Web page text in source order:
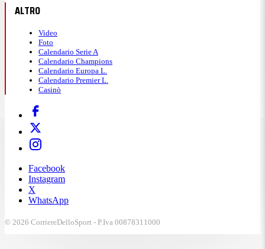
ALTRO
Video
Foto
Calendario Serie A
Calendario Champions
Calendario Europa L.
Calendario Premier L.
Casinò
Facebook
Instagram
X
WhatsApp
© 2026 CorriereDelloSport - P.Iva 00878311000